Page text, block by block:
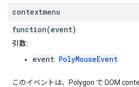
contextmenu
function(event)
引数:
event: PolyMouseEvent
このイベントは、Polygon で DOM